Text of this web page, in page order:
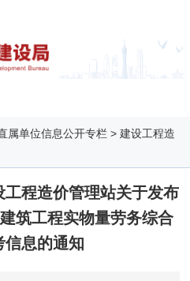
属单位信息公开专栏 >建设工程造
工程造价管理站关于发布
筑工程实物量劳务综合
信息的通知